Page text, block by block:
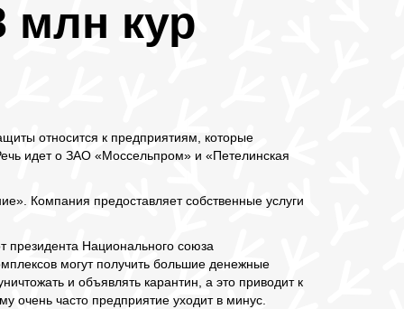
млн кур
относится к предприятиям, которые
идет о ЗАО «Моссельпром» и «Петелинская
Компания предоставляет собственные услуги
президента Национального союза
могут получить большие денежные
и объявлять карантин, а это приводит к
очень часто предприятие уходит в минус.